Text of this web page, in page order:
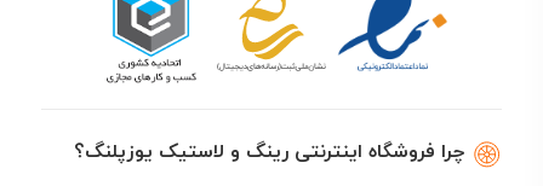
N’Blue HD Plus
گزینه‌ای اقتصادی و مناسب برای
رانندگی شهری است.
شاسی‌بلند و کراس‌اوور
و چسبندگی بالا در سرعت‌های بالا عملکرد عالی دارند.
چرا فروشگاه اینترنتی رینگ و لاستیک یوزپلنگ؟